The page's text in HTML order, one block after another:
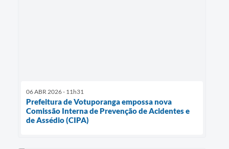
06 ABR 2026 - 11h31
Prefeitura de Votuporanga empossa nova
Comissão Interna de Prevenção de Acidentes e
de Assédio (CIPA)